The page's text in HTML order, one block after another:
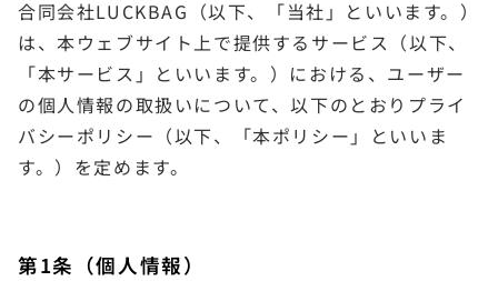
合同会社LUCKBAG（以下、「当社」といいます。）
は、本ウェブサイト上で提供するサービス（以下、
「本サービス」といいます。）における、ユーザー
の個人情報の取扱いについて、以下のとおりプライ
バシーポリシー（以下、「本ポリシー」といいま
す。）を定めます。
第1条（個人情報）